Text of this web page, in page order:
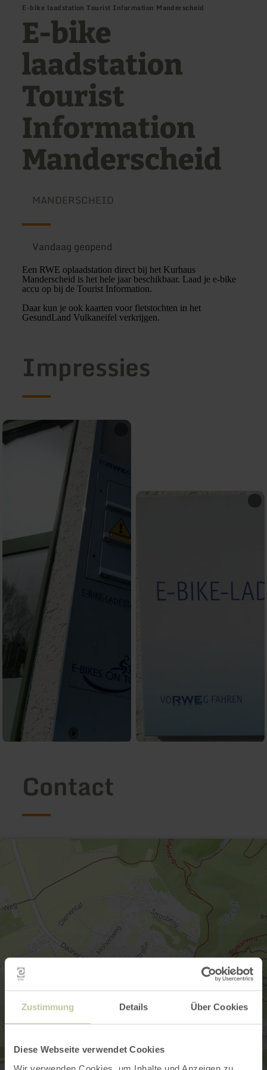
Zustimmung Details Über Cookies
Diese Webseite verwendet Cookies
E-bike laadstation Tourist Information Manderscheid
E-bike
laadstation
Tourist
Information
Manderscheid
MANDERSCHEID
Vandaag geopend
Een RWE oplaadstation direct bij het Kurhaus
Manderscheid is het hele jaar beschikbaar. Laad je e-bike
accu op bij de Tourist Information.
Daar kun je ook kaarten voor fietstochten in het
GesundLand Vulkaneifel verkrijgen.
Impressies
Contact